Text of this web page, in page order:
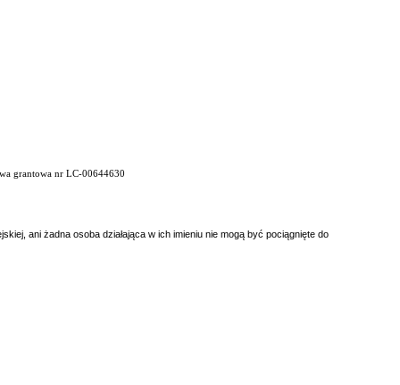
grantowa nr LC-00644630
ani żadna osoba działająca w ich imieniu nie mogą być pociągnięte do